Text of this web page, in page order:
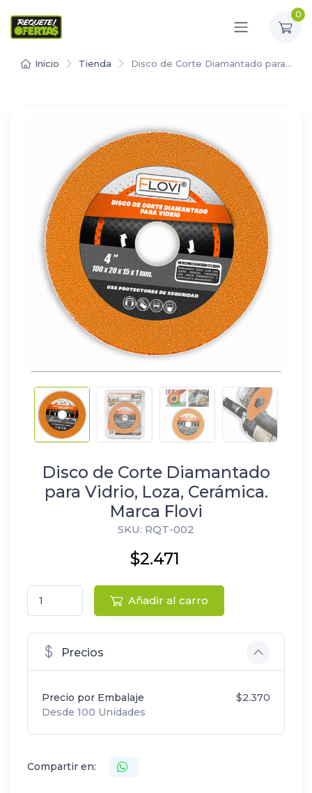
0
Inicio Tienda Disco de Corte Diamantado para…
Disco de Corte Diamantado
para Vidrio, Loza, Cerámica.
Marca Flovi
SKU: RQT-002
$2.471
Añadir al carro
Precios
Precio por Embalaje
Desde 100 Unidades
$2.370
Compartir en: